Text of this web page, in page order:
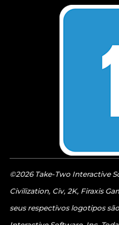
©2026 Take-Two Interactive
Civilization, Civ, 2K, Firaxis
seus respectivos logotipos